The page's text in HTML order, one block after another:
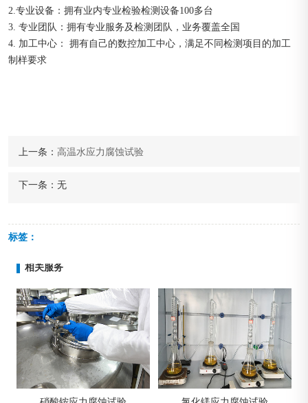
2.专业设备：拥有业内专业检验检测设备100多台
3. 专业团队：拥有专业服务及检测团队，业务覆盖全国
4. 加工中心： 拥有自己的数控加工中心，满足不同检测项目的加工
制样要求
上一条： 高温水应力腐蚀试验
下一条： 无
标签：
相关服务